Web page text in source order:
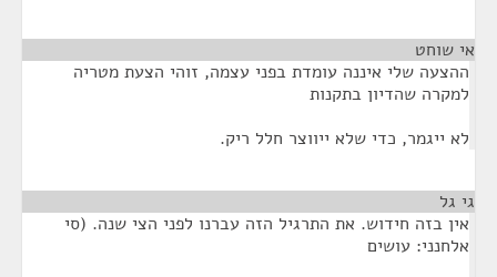
אי שוחט
ההצעה שלי איננה עומדת בפני עצמה, זוהי הצעת מטריה
למקרה שהדיון בתקנות
לא ייגמר, כדי שלא ייווצר חלל ריק.
גי גל
אין בזה חידוש. את התרגיל הזה עברנו לפני הצי שנה. (סי
אלחנני: עושים